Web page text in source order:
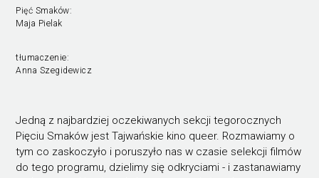
Pięć Smaków:
Maja Pielak
tłumaczenie:
Anna Szegidewicz
Jedną z najbardziej oczekiwanych sekcji tegorocznych
Pięciu Smaków jest Tajwańskie kino queer. Rozmawiamy o
tym co zaskoczyło i poruszyło nas w czasie selekcji filmów
do tego programu, dzielimy się odkryciami - i zastanawiamy